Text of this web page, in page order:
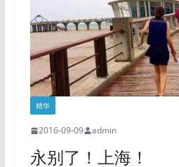
精华
2016-09-09 admin
永别了！上海！